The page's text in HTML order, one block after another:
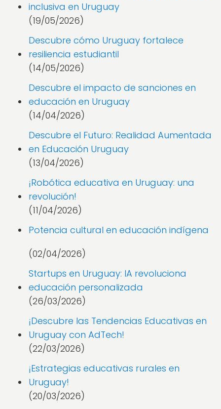
inclusiva en Uruguay
(19/05/2026)
Descubre cómo Uruguay fortalece
resiliencia estudiantil
(14/05/2026)
Descubre el impacto de sanciones en
educación en Uruguay
(14/04/2026)
Descubre el Futuro: Realidad Aumentada
en Educación Uruguay
(13/04/2026)
¡Robótica educativa en Uruguay: una
revolución!
(11/04/2026)
Potencia cultural en educación indígena
(02/04/2026)
Startups en Uruguay: IA revoluciona
educación personalizada
(26/03/2026)
¡Descubre las Tendencias Educativas en
Uruguay con AdTech!
(22/03/2026)
¡Estrategias educativas rurales en
Uruguay!
(20/03/2026)